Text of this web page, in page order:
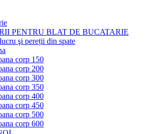
PENTRU BLAT DE BUCATARIE
şi pereții din spate
corp 150
corp 200
corp 300
corp 350
corp 400
corp 450
corp 500
corp 600